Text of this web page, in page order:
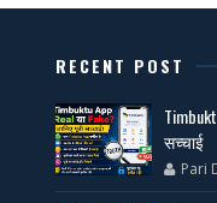
RECENT POST
सच्चाई
Pari